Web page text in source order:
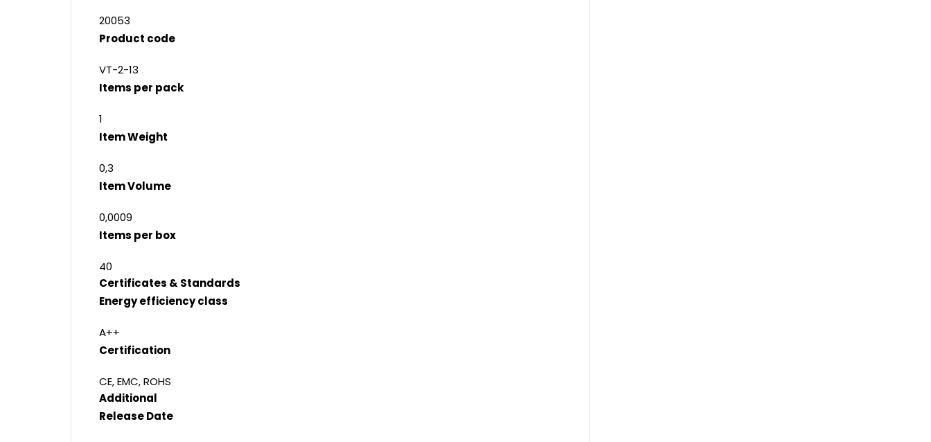
20053
Product code
VT-2-13
Items per pack
1
Item Weight
0,3
Item Volume
0,0009
Items per box
40
Certificates & Standards
Energy efficiency class
A++
Certification
CE, EMC, ROHS
Additional
Release Date